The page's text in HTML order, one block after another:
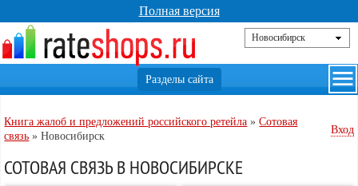
Полная версия
Книга жалоб и предложений российского ретейла »Сотовая
связь »Новосибирск
Вход
СОТОВАЯ СВЯЗЬ В НОВОСИБИРСКЕ